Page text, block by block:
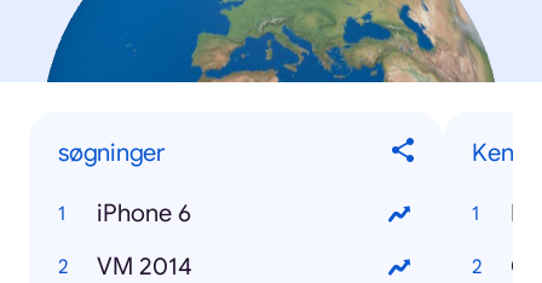
søgninger
iPhone 6
VM 2014